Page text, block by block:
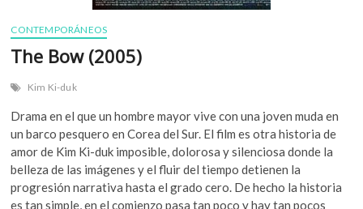
CONTEMPORÁNEOS
The Bow (2005)
Kim Ki-duk
Drama en el que un hombre mayor vive con una joven muda en
un barco pesquero en Corea del Sur. El film es otra historia de
amor de Kim Ki-duk imposible, dolorosa y silenciosa donde la
belleza de las imágenes y el fluir del tiempo detienen la
progresión narrativa hasta el grado cero. De hecho la historia
es tan simple, en el comienzo pasa tan poco y hay tan pocos